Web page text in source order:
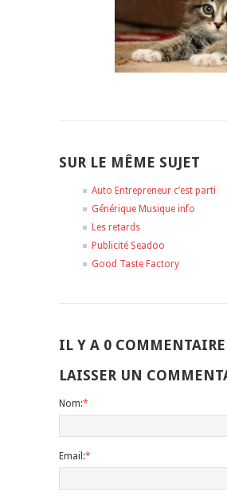
SUR LE MÊME SUJET
Auto Entrepreneur c’est parti
Générique Musique info
Les retards
Publicité Seadoo
Good Taste Factory
IL Y A 0 COMMENTAIRE
LAISSER UN
Nom:*
Email:*